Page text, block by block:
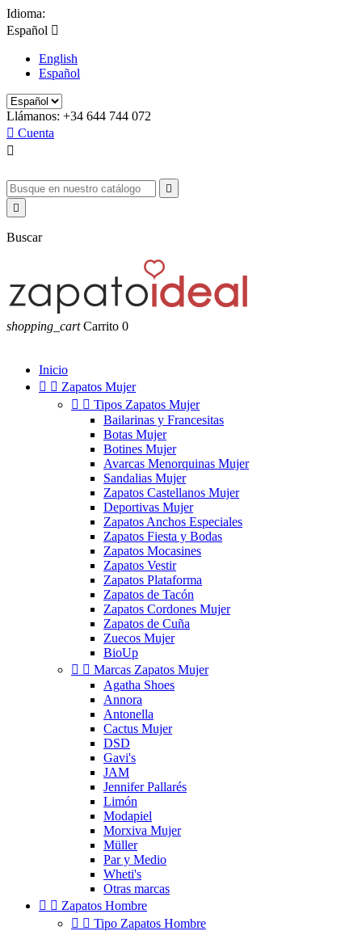
Idioma:
Español 
English
Español
Llámanos: +34 644 744 072
 Cuenta



Buscar
shopping_cart Carrito 0
Inicio
  Zapatos Mujer
  Tipos Zapatos Mujer
Bailarinas y Francesitas
Botas Mujer
Botines Mujer
Avarcas Menorquinas Mujer
Sandalias Mujer
Zapatos Castellanos Mujer
Deportivas Mujer
Zapatos Anchos Especiales
Zapatos Fiesta y Bodas
Zapatos Mocasines
Zapatos Vestir
Zapatos Plataforma
Zapatos de Tacón
Zapatos Cordones Mujer
Zapatos de Cuña
Zuecos Mujer
BioUp
  Marcas Zapatos Mujer
Agatha Shoes
Annora
Antonella
Cactus Mujer
DSD
Gavi's
JAM
Jennifer Pallarés
Limón
Modapiel
Morxiva Mujer
Müller
Par y Medio
Wheti's
Otras marcas
  Zapatos Hombre
  Tipo Zapatos Hombre